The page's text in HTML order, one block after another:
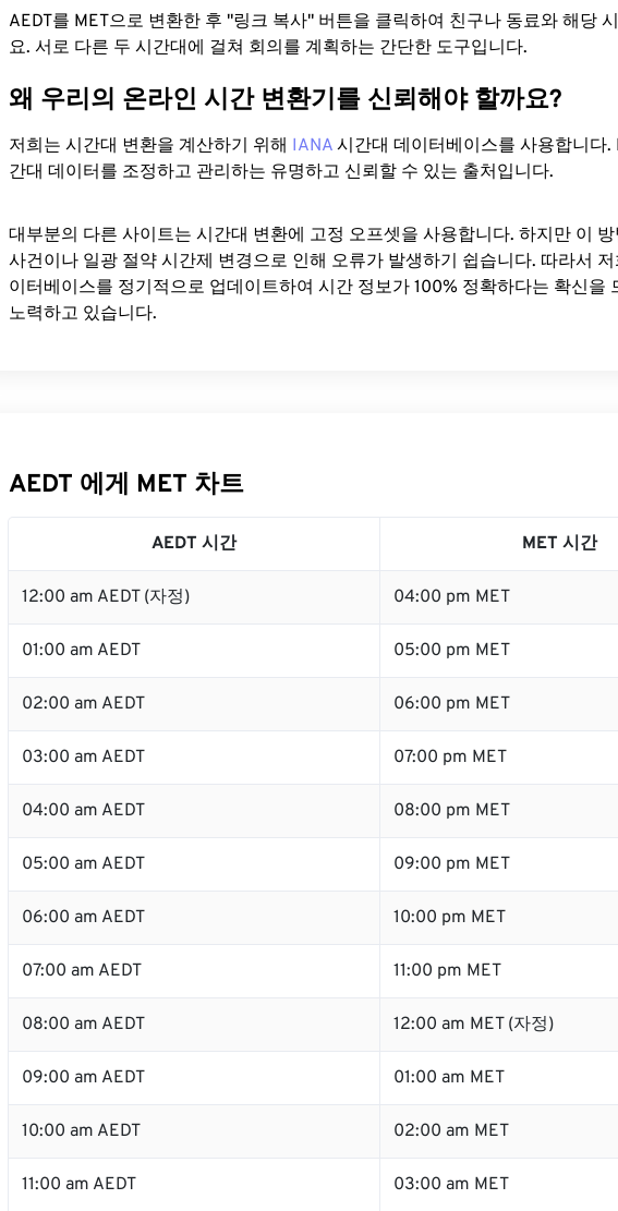
AEDT를 MET으로 변환한 후 "링크 복사" 버튼을 클릭하여 친구나 동료와 해당
요. 서로 다른 두 시간대에 걸쳐 회의를 계획하는 간단한 도구입니다.
왜 우리의 온라인 시간 변환기를 신뢰해야 할까요?
저희는 시간대 변환을 계산하기 위해 IANA 시간대 데이터베이스를 사용합니다.
간대 데이터를 조정하고 관리하는 유명하고 신뢰할 수 있는 출처입니다.
대부분의 다른 사이트는 시간대 변환에 ​​고정 오프셋을 사용합니다. 하지만 이
사건이나 일광 절약 시간제 변경으로 인해 오류가 발생하기 쉽습니다. 따라서 저
이터베이스를 정기적으로 업데이트하여 시간 정보가 100% 정확하다는 확신을
노력하고 있습니다.
AEDT 에게 MET 차트
AEDT 시간 MET 시간
12:00 am AEDT (자정) 04:00 pm MET
01:00 am AEDT 05:00 pm MET
02:00 am AEDT 06:00 pm MET
03:00 am AEDT 07:00 pm MET
04:00 am AEDT 08:00 pm MET
05:00 am AEDT 09:00 pm MET
06:00 am AEDT 10:00 pm MET
07:00 am AEDT 11:00 pm MET
08:00 am AEDT 12:00 am MET (자정)
09:00 am AEDT 01:00 am MET
10:00 am AEDT 02:00 am MET
11:00 am AEDT 03:00 am MET